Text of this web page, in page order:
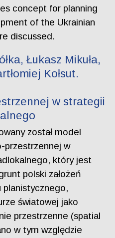
concept for planning
of the Ukrainian
discussed.
Łukasz Mikuła,
Kołsut.
w strategii
został model
przestrzennej w
który jest
polski założeń
planistycznego,
światowej jako
przestrzenne (spatial
w tym względzie